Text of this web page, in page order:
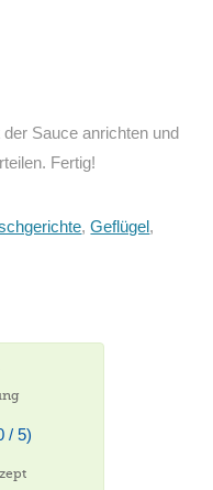
Sauce anrichten und
Fertig!
,Geflügel,
/ 5)